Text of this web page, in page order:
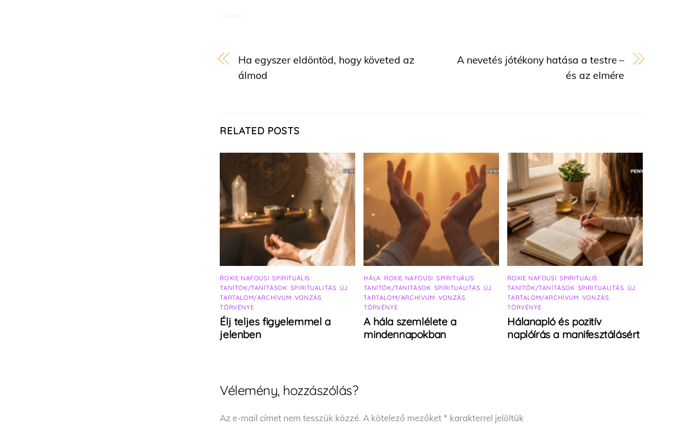
Ha egyszer eldöntöd, hogy követed az
álmod
A nevetés jótékony hatása a testre –
és az elmére
RELATED POSTS
ROXIE NAFOUSI ,SPIRITUÁLIS
TANÍTÓK/TANÍTÁSOK SPIRITUALITÁS ÚJ
TARTALOM/ARCHÍVUM VONZÁS
TÖRVÉNYE
Élj teljes figyelemmel a
jelenben
HÁLA ROXIE NAFOUSI SPIRITUÁLIS
TANÍTÓK/TANÍTÁSOK SPIRITUALITÁS ÚJ
TARTALOM/ARCHÍVUM VONZÁS
TÖRVÉNYE
A hála szemlélete a
mindennapokban
ROXIE NAFOUSI ,SPIRITUÁLIS
TANÍTÓK/TANÍTÁSOK SPIRITUALITÁS ÚJ
TARTALOM/ARCHÍVUM VONZÁS
TÖRVÉNYE
Hálanapló és pozitív
naplóírás a manifesztálásért
Vélemény, hozzászólás?
Az e-mail címet nem tesszük közzé. A kötelező mezőket* karakterrel jelöltük